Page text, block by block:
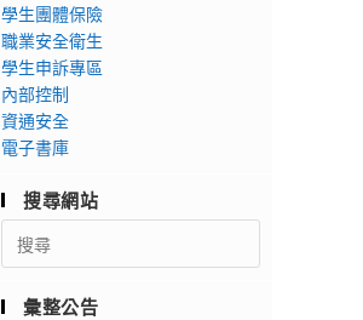
學生團體保險
職業安全衛生
學生申訴專區
內部控制
資通安全
電子書庫
搜尋網站
Search
for:
彙整公告